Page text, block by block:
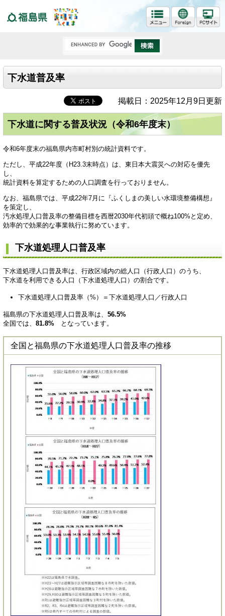
下水道普及率
掲載日：2025年12月9日更新
下水道に関する普及状況（令和6年度末）
令和6年度末の福島県内市町村別の統計資料です。
ただし、平成22年度（H23.3末時点）は、東日本大震災への対応を優先
し、
統計資料を算定するための人口調査を行っておりません。
なお、福島県では、平成22年7月に『ふくしまの美しい水環境整備構想』
を策定し、
汚水処理人口普及率の整備目標を西暦2030年代初頭で概ね100%と定め、
効率的で効果的な事業執行に努めています。
下水道処理人口普及率
下水道処理人口普及率は、行政区域内の総人口（行政人口）のうち、
下水道を利用できる人口（下水道処理人口）の割合です。
下水道処理人口普及率（%）＝下水道処理人口／行政人口
福島県の下水道処理人口普及率は、 56.5%
全国では、 81.8% となっています。
全国と福島県の下水道処理人口普及率の推移